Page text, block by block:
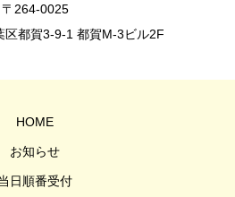
〒264-0025
区都賀3-9-1 都賀M-3ビル2F
HOME
お知らせ
日順番受付